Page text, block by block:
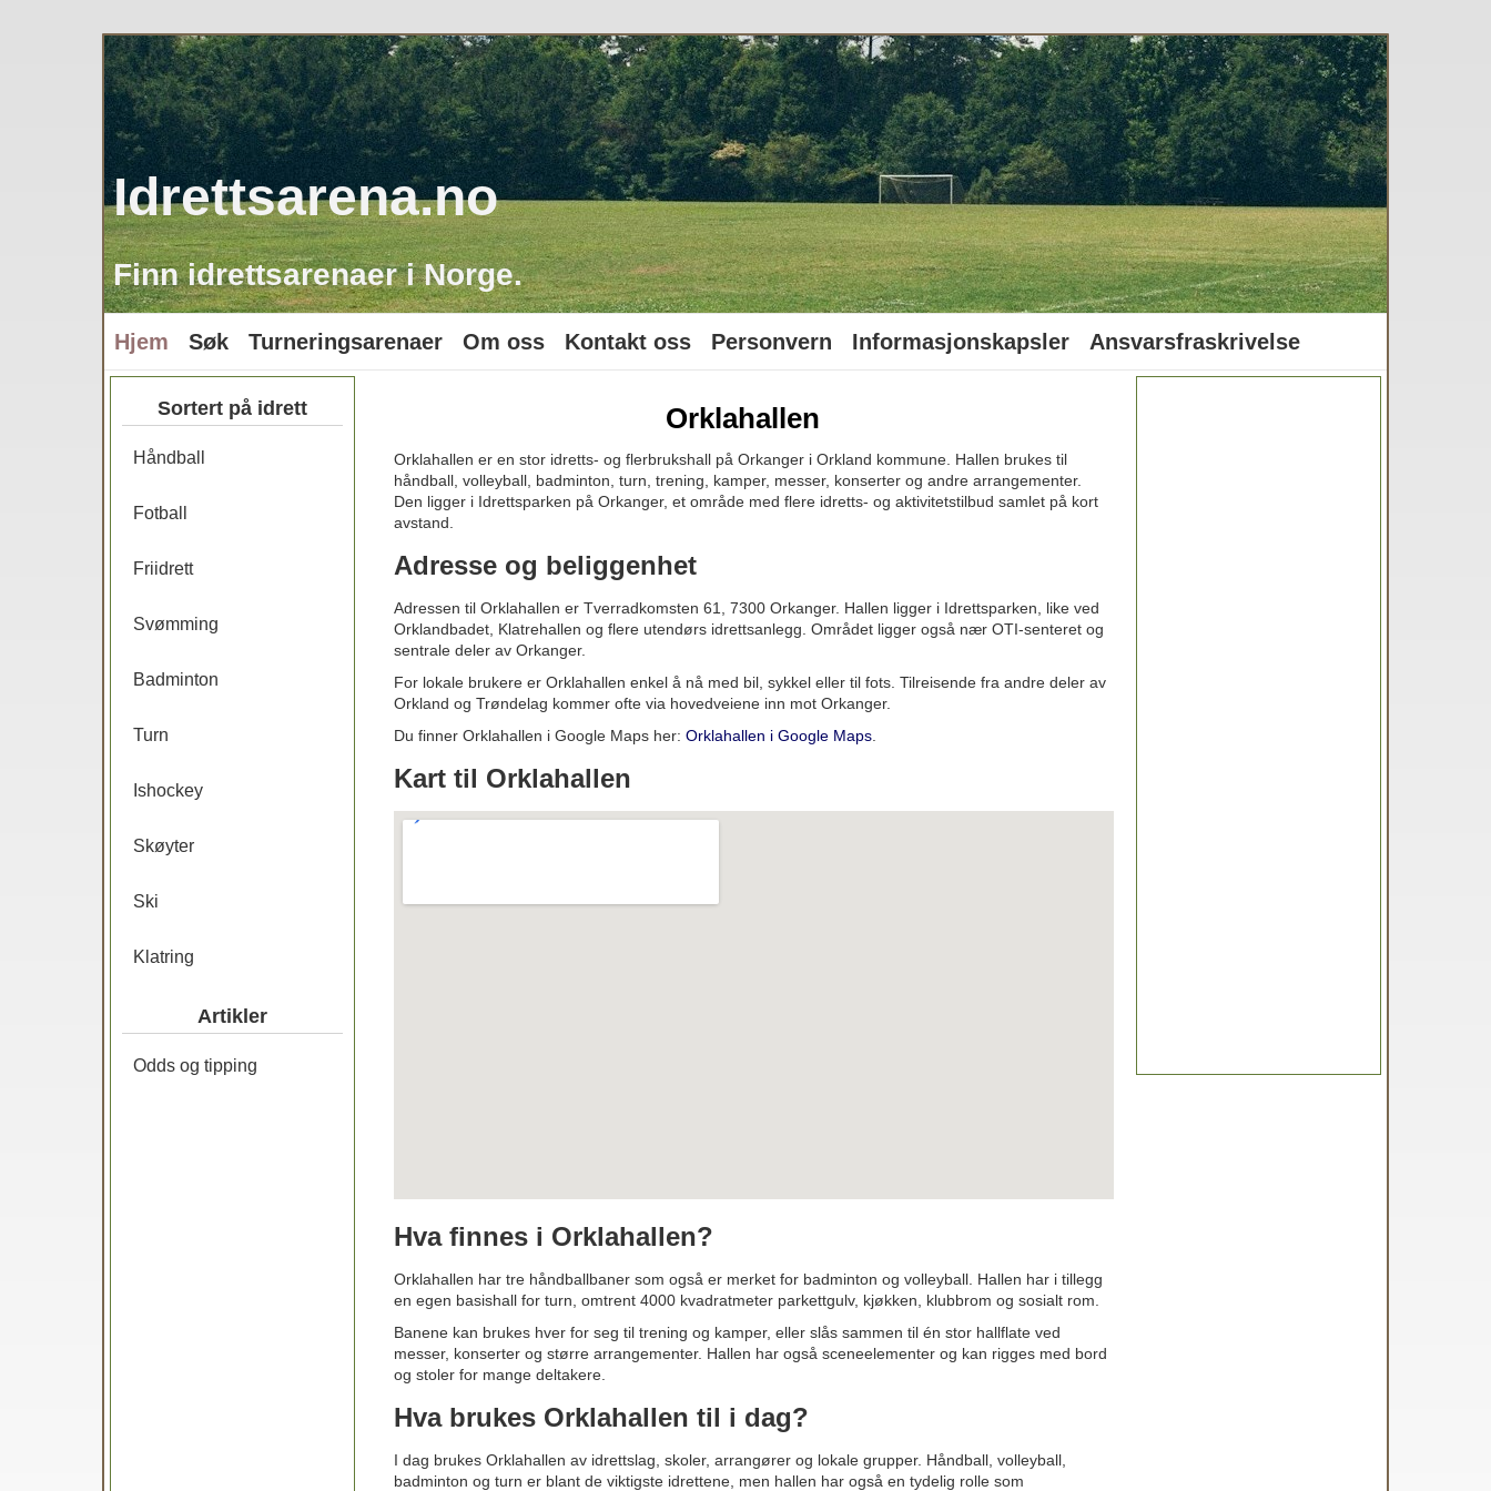
Idrettsarena.no
Finn idrettsarenaer i Norge.
Hjem Søk Turneringsarenaer Om oss Kontakt oss Personvern Informasjonskapsler Ansvarsfraskrivelse
Sortert på idrett
Håndball
Fotball
Friidrett
Svømming
Badminton
Turn
Ishockey
Skøyter
Ski
Klatring
Artikler
Odds og tipping
Orklahallen
Orklahallen er en stor idretts- og flerbrukshall på Orkanger i Orkland kommune. Hallen brukes til
håndball, volleyball, badminton, turn, trening, kamper, messer, konserter og andre arrangementer.
Den ligger i Idrettsparken på Orkanger, et område med flere idretts- og aktivitetstilbud samlet på kort
avstand.
Adresse og beliggenhet
Adressen til Orklahallen er Tverradkomsten 61, 7300 Orkanger. Hallen ligger i Idrettsparken, like ved
Orklandbadet, Klatrehallen og flere utendørs idrettsanlegg. Området ligger også nær OTI-senteret og
sentrale deler av Orkanger.
For lokale brukere er Orklahallen enkel å nå med bil, sykkel eller til fots. Tilreisende fra andre deler av
Orkland og Trøndelag kommer ofte via hovedveiene inn mot Orkanger.
Du finner Orklahallen i Google Maps her:Orklahallen i Google Maps
Kart til Orklahallen
Hva finnes i Orklahallen?
Orklahallen har tre håndballbaner som også er merket for badminton og volleyball. Hallen har i tillegg
en egen basishall for turn, omtrent 4000 kvadratmeter parkettgulv, kjøkken, klubbrom og sosialt rom.
Banene kan brukes hver for seg til trening og kamper, eller slås sammen til én stor hallflate ved
messer, konserter og større arrangementer. Hallen har også sceneelementer og kan rigges med bord
og stoler for mange deltakere.
Hva brukes Orklahallen til i dag?
I dag brukes Orklahallen av idrettslag, skoler, arrangører og lokale grupper. Håndball, volleyball,
badminton og turn er blant de viktigste idrettene, men hallen har også en tydelig rolle som